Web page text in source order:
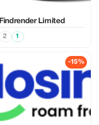
Findrender Limited
2 1
-15%